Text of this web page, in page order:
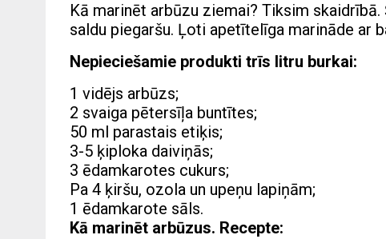
Kā marinēt arbūzu ziemai? Tiksim
saldu piegaršu. Ļoti apetītelīga marināde ar
Nepieciešamie produkti trīs litru burkai:
1 vidējs arbūzs;
2 svaiga pētersīļa buntītes;
50 ml parastais etiķis;
3-5 ķiploka daiviņās;
3 ēdamkarotes cukurs;
Pa 4 ķiršu, ozola un upeņu lapiņām;
1 ēdamkarote sāls.
Kā marinēt arbūzus. Recepte: